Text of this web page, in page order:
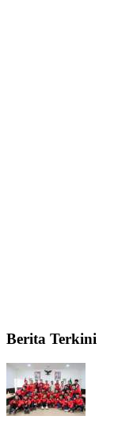
Berita Terkini